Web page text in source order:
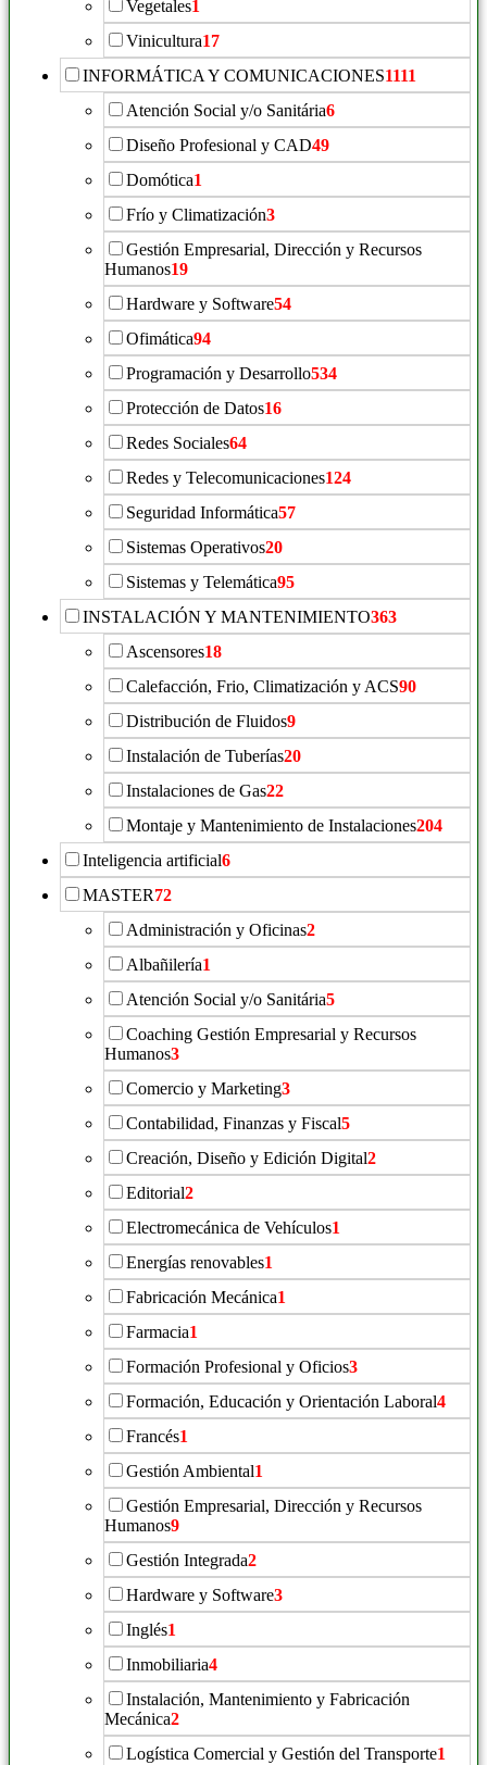
Vegetales1
Vinicultura17
INFORMÁTICA Y COMUNICACIONES1111
Atención Social y/o Sanitária6
Diseño Profesional y CAD49
Domótica1
Frío y Climatización3
Gestión Empresarial, Dirección y Recursos
Humanos19
Hardware y Software54
Ofimática94
Programación y Desarrollo534
Protección de Datos16
Redes Sociales64
Redes y Telecomunicaciones124
Seguridad Informática57
Sistemas Operativos20
Sistemas y Telemática95
INSTALACIÓN Y MANTENIMIENTO363
Ascensores18
Calefacción, Frio, Climatización y ACS90
Distribución de Fluidos9
Instalación de Tuberías20
Instalaciones de Gas22
Montaje y Mantenimiento de Instalaciones204
Inteligencia artificial6
MASTER72
Administración y Oficinas2
Albañilería1
Atención Social y/o Sanitária5
Coaching Gestión Empresarial y Recursos
Humanos3
Comercio y Marketing3
Contabilidad, Finanzas y Fiscal5
Creación, Diseño y Edición Digital2
Editorial2
Electromecánica de Vehículos1
Energías renovables1
Fabricación Mecánica1
Farmacia1
Formación Profesional y Oficios3
Formación, Educación y Orientación Laboral4
Francés1
Gestión Ambiental1
Gestión Empresarial, Dirección y Recursos
Humanos9
Gestión Integrada2
Hardware y Software3
Inglés1
Inmobiliaria4
Instalación, Mantenimiento y Fabricación
Mecánica2
Logística Comercial y Gestión del Transporte1